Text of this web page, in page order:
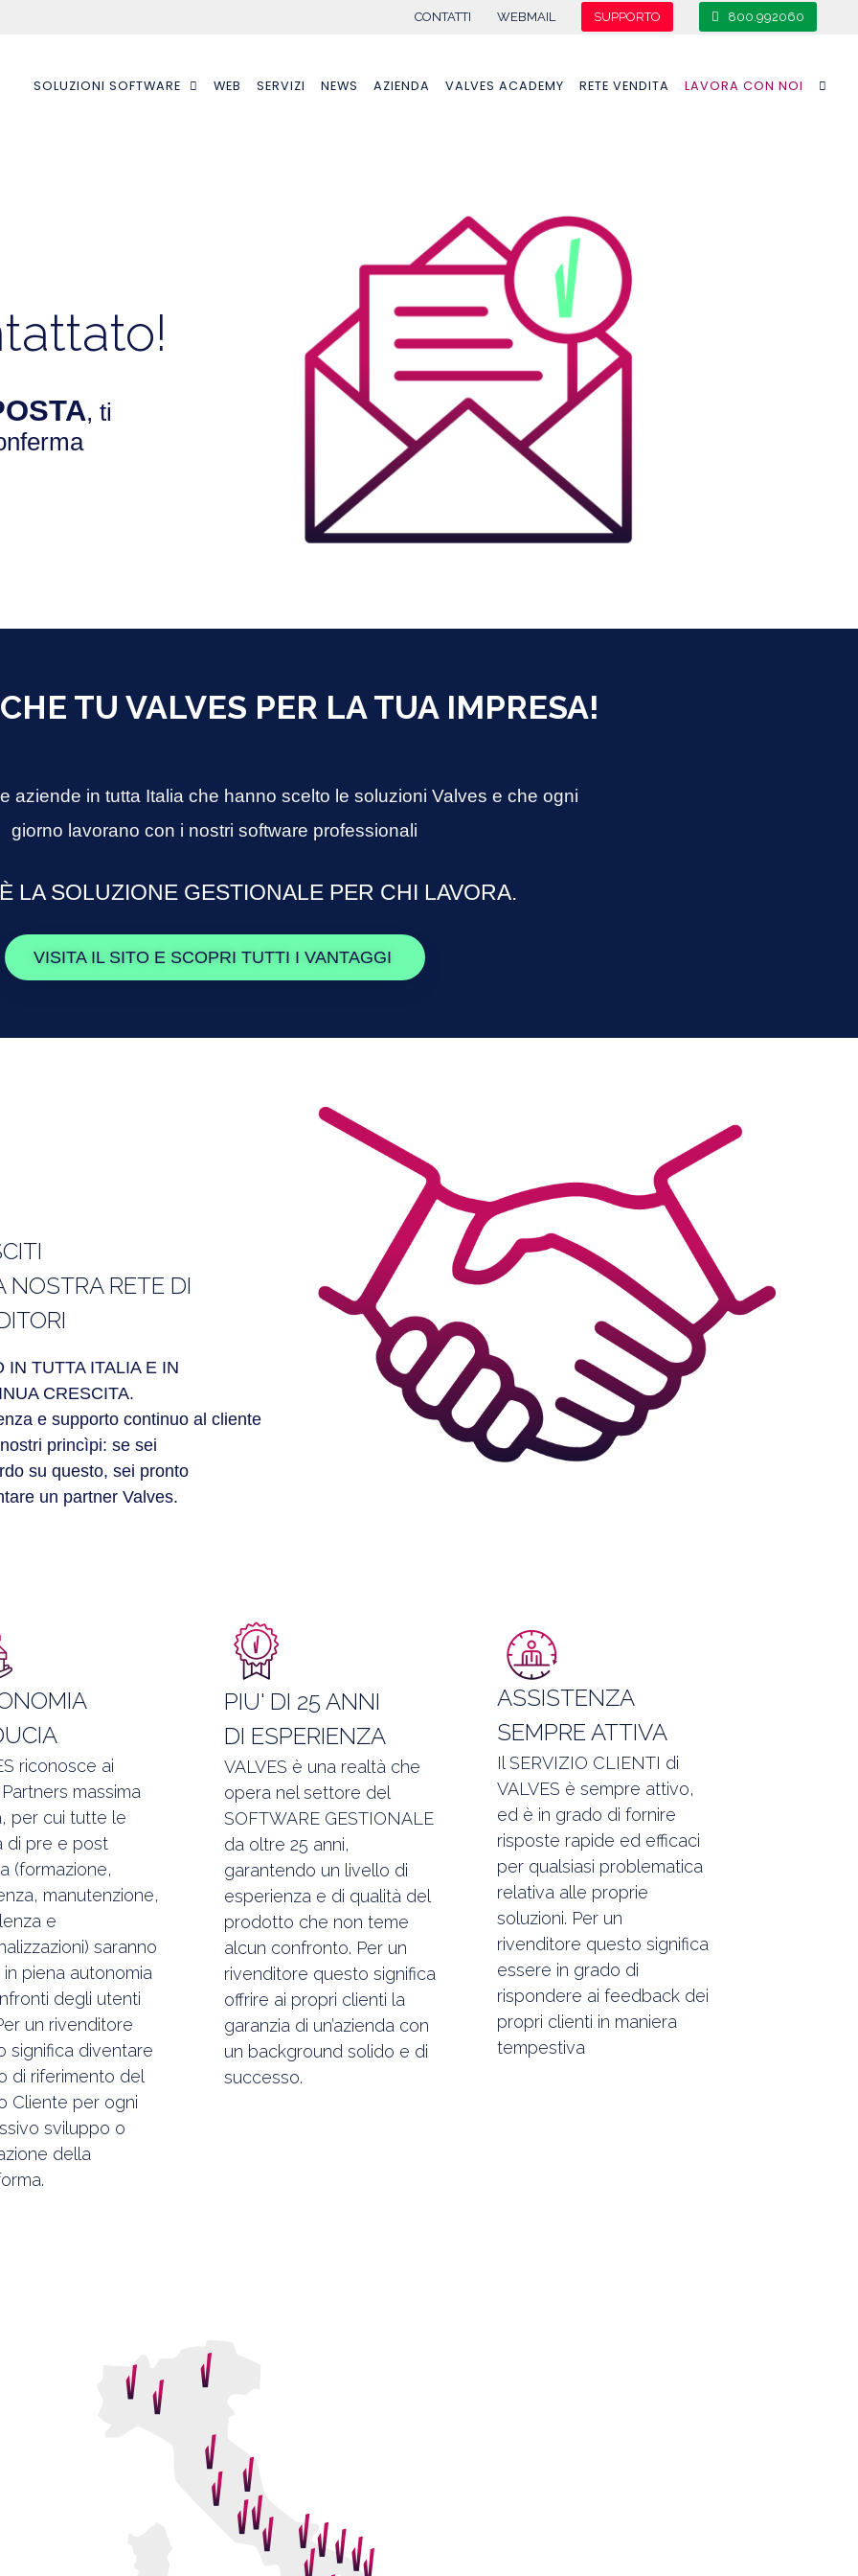
CONTATTI WEBMAIL SUPPORTO 800.992060
SOLUZIONI SOFTWARE WEB SERVIZI NEWS AZIENDA VALVES ACADEMY RETE VENDITA LAVORA CON NOI
, ti
TU VALVES PER LA TUA IMPRESA!
aziende in tutta Italia che hanno scelto le soluzioni Valves e che ogni
giorno lavorano con i nostri software professionali
LA SOLUZIONE GESTIONALE PER CHI LAVORA.
VISITA IL SITO E SCOPRI TUTTI I VANTAGGI
NOSTRA RETE DI
IN TUTTA ITALIA E IN
CRESCITA.
e supporto continuo al cliente
princìpi: se sei
su questo, sei pronto
un partner Valves.
riconosce ai
massima
per cui tutte le
di pre e post
(formazione,
manutenzione,
e
saranno
piena autonomia
degli utenti
un rivenditore
significa diventare
di riferimento del
Cliente per ogni
sviluppo o
della
PIU' DI 25 ANNI
DI ESPERIENZA
VALVES è una realtà che
opera nel settore del
SOFTWARE GESTIONALE
da oltre 25 anni,
garantendo un livello di
esperienza e di qualità del
prodotto che non teme
alcun confronto. Per un
rivenditore questo significa
offrire ai propri clienti la
garanzia di un’azienda con
un background solido e di
successo.
ASSISTENZA
SEMPRE ATTIVA
Il SERVIZIO CLIENTI di
VALVES è sempre attivo,
ed è in grado di fornire
risposte rapide ed efficaci
per qualsiasi problematica
relativa alle proprie
soluzioni. Per un
rivenditore questo significa
essere in grado di
rispondere ai feedback dei
propri clienti in maniera
tempestiva